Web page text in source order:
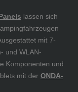
lassen sich
mit 7-
und WLAN-
Komponenten und
mit der ONDA-